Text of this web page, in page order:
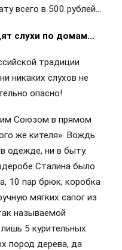
всего в 500 рублей…
слухи по домам…
традиции
никаких слухов не
опасно!
Союзом в прямом
же кителя». Вождь
одежде, ни в быту.
Сталина было
10 пар брюк, коробка
мягких сапог из
называемой
5 курительных
пород дерева, да